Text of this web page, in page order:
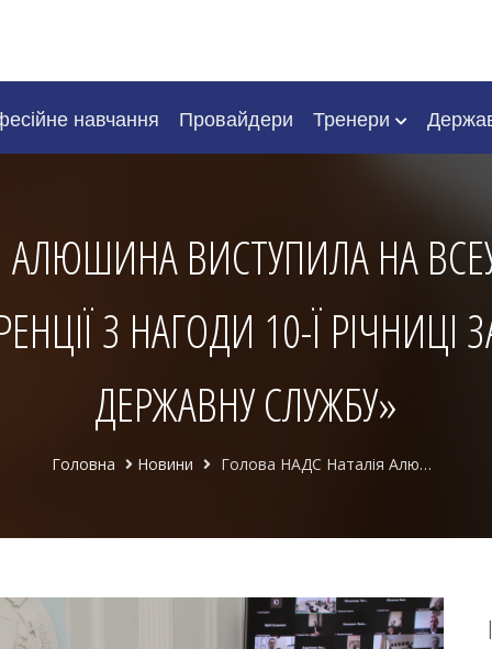
навчання Провайдери Тренери
ВИСТУПИЛА НА
З НАГОДИ 10-Ї РІЧНИЦІ
ДЕРЖАВНУ СЛУЖБУ»
Головна Новини Голова НАДС Наталія Алюшина виступила на Всеукраїнській науково-практичній конференції з нагоди 10-ї річниці Закону України «Про державну службу»